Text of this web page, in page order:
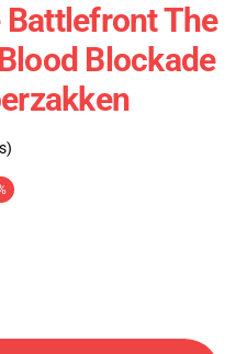
The
Blockade